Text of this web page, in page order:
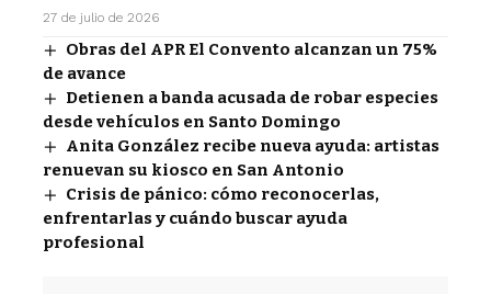
27 de julio de 2026
Obras del APR El Convento alcanzan un 75%
de avance
Detienen a banda acusada de robar especies
desde vehículos en Santo Domingo
Anita González recibe nueva ayuda: artistas
renuevan su kiosco en San Antonio
Crisis de pánico: cómo reconocerlas,
enfrentarlas y cuándo buscar ayuda
profesional